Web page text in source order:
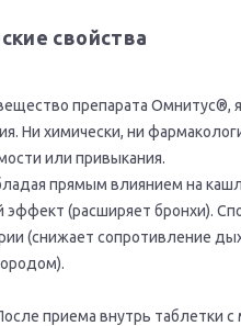
свойства
препарата
Ни химически, ни
или привыкания.
прямым влиянием на
(расширяет бронхи).
(снижает сопротивление
приема внутрь